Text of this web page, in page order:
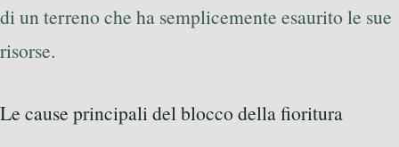
di un terreno che ha semplicemente esaurito le sue
risorse.
Le cause principali del blocco della fioritura